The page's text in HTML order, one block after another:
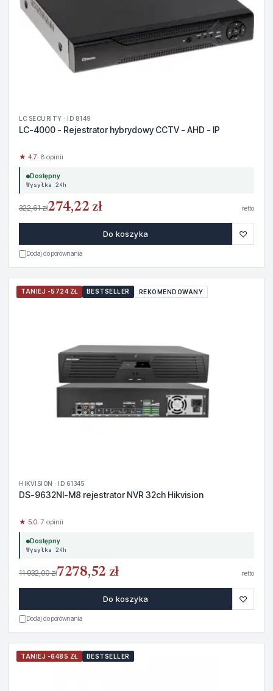
LC SECURITY · ID 8149
LC-4000 - Rejestrator hybrydowy CCTV - AHD - IP
★ 4.7· 8 opinii
Dostępny
Wysyłka 24h
322,61 zł274,22 zł netto
Do koszyka ♡
Dodaj do porównania
TANIEJ -5724 ZŁ BESTSELLER REKOMENDOWANY
HIKVISION · ID 61345
DS-9632NI-M8 rejestrator NVR 32ch Hikvision
★ 5.0· 7 opinii
Dostępny
Wysyłka 24h
11 932,00 zł7278,52 zł netto
Do koszyka ♡
Dodaj do porównania
TANIEJ -6485 ZŁ BESTSELLER